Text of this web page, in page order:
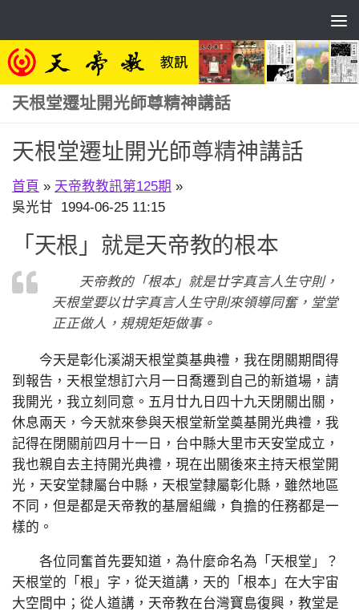
天根堂遷址開光師尊精神講話
天根堂遷址開光師尊精神講話
首頁 » 天帝教教訊第125期 »
吳光甘 1994-06-25 11:15
「天根」就是天帝教的根本
天帝教的「根本」就是廿字真言人生守則，
天根堂要以廿字真言人生守則來領導同奮，堂堂
正正做人，規規矩矩做事。
今天是彰化溪湖天根堂奠基典禮，我在閉關期間得
到報告，天根堂想訂六月一日喬遷到自己的新道場，請
我開光，我立刻同意。五月廿九日四十九天閉關出關，
休息兩天，今天就來參與天根堂新堂奠基開光典禮，我
記得在閉關前四月十一日，台中縣大里市天安堂成立，
我也親自去主持開光典禮，現在出關後來主持天根堂開
光，天安堂隸屬台中縣，天根堂隸屬彰化縣，雖然地區
不同，但是都是天帝教的基層組織，負擔的任務都是一
樣的。
各位同奮首先要知道，為什麼命名為「天根堂」？
天根堂的「根」字，從天道講，天的「根本」在大宇宙
大空間中；從人道講，天帝教在台灣寶島復興，教堂是